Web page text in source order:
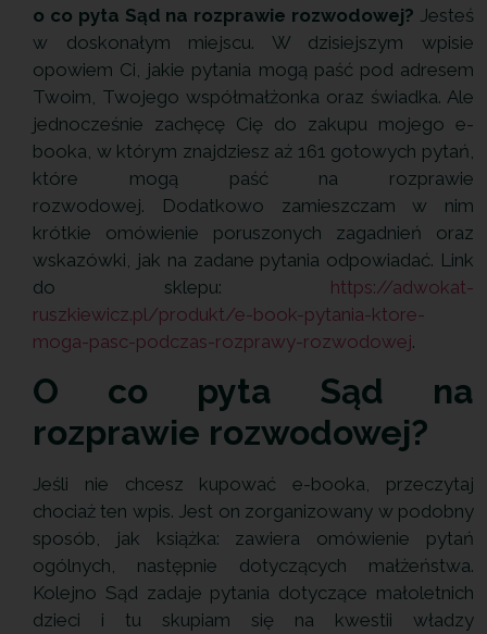
o co pyta Sąd na rozprawie rozwodowej? Jesteś
w doskonałym miejscu. W dzisiejszym wpisie
opowiem Ci, jakie pytania mogą paść pod adresem
Twoim, Twojego współmałżonka oraz świadka. Ale
jednocześnie zachęcę Cię do zakupu mojego e-
booka, w którym znajdziesz aż 161 gotowych pytań,
które mogą paść na rozprawie
rozwodowej. Dodatkowo zamieszczam w nim
krótkie omówienie poruszonych zagadnień oraz
wskazówki, jak na zadane pytania odpowiadać. Link
do sklepu: https://adwokat-
ruszkiewicz.pl/produkt/e-book-pytania-ktore-
moga-pasc-podczas-rozprawy-rozwodowej.
O co pyta Sąd na
rozprawie rozwodowej?
Jeśli nie chcesz kupować e-booka, przeczytaj
chociaż ten wpis. Jest on zorganizowany w podobny
sposób, jak książka: zawiera omówienie pytań
ogólnych, następnie dotyczących małżeństwa.
Kolejno Sąd zadaje pytania dotyczące małoletnich
dzieci i tu skupiam się na kwestii władzy